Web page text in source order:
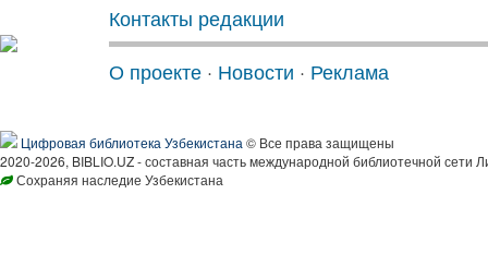
Контакты редакции
О проекте · Новости · Реклама
Цифровая библиотека Узбекистана © Все права защищены
2020-2026, BIBLIO.UZ - составная часть международной библиотечной сети
Сохраняя наследие Узбекистана